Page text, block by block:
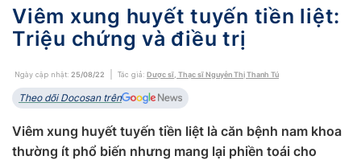
Viêm xung huyết tuyến tiền liệt:
Triệu chứng và điều trị
Ngày cập nhật: 25/08/22 Tác giả: Dược sĩ, Thạc sĩ Nguyễn Thị Thanh Tú
Theo dõi Docosan trên
Viêm xung huyết tuyến tiền liệt là căn bệnh nam khoa
thường ít phổ biến nhưng mang lại phiền toái cho